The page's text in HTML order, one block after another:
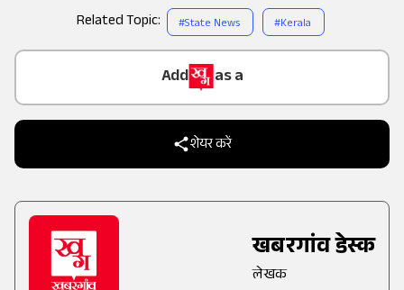
Add
as a
Trusted Source on
शेयर करें
खबरगांव डेस्क
लेखक
Related Topic: #State News #Kerala